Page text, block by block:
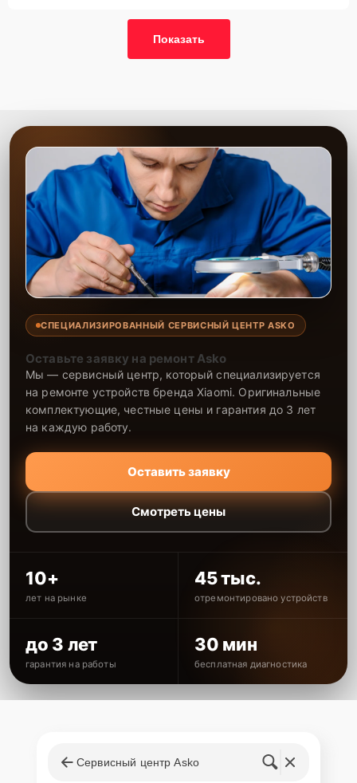
Показать
СПЕЦИАЛИЗИРОВАННЫЙ СЕРВИСНЫЙ ЦЕНТР ASKO
Оставьте заявку на ремонт Asko
Мы — сервисный центр, который специализируется
на ремонте устройств бренда Xiaomi. Оригинальные
комплектующие, честные цены и гарантия до 3 лет
на каждую работу.
Оставить заявку
Смотреть цены
10+
лет на рынке
45 тыс.
отремонтировано устройств
до 3 лет
гарантия на работы
30 мин
бесплатная диагностика
Сервисный центр Asko